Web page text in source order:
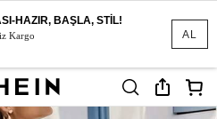
AL
HAZIR, BAŞLA, STİL!
Kargo